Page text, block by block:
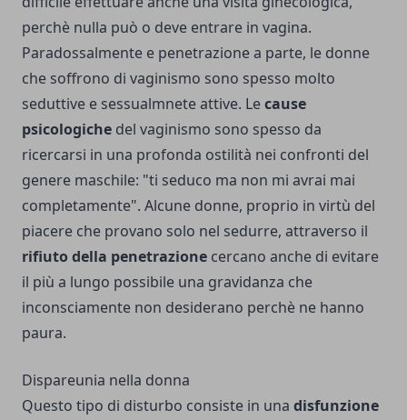
perchè nulla può o deve entrare in vagina.
Paradossalmente e penetrazione a parte, le donne
che soffrono di vaginismo sono spesso molto
seduttive e sessualmnete attive. Lecause
psicologiche del vaginismo sono spesso da
ricercarsi in una profonda ostilità nei confronti del
genere maschile: "ti seduco ma non mi avrai mai
completamente". Alcune donne, proprio in virtù del
piacere che provano solo nel sedurre, attraverso il
rifiuto della penetrazione cercano anche di evitare
il più a lungo possibile una gravidanza che
inconsciamente non desiderano perchè ne hanno
paura.
Dispareunia nella donna
Questo tipo di disturbo consiste in una disfunzione